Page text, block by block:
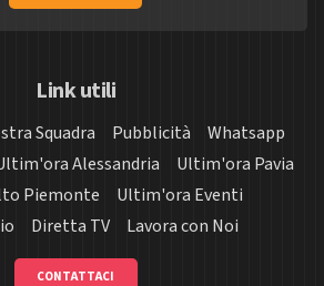
Link utili
Squadra Pubblicità
Whatsapp
Alessandria
Ultim'ora Pavia
Piemonte
Ultim'ora Eventi
Diretta TV Lavora con Noi
CONTATTACI